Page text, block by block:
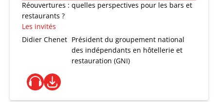
Réouvertures : quelles perspectives pour les bars et
restaurants ?
Les invités
Didier Chenet Président du groupement national
des indépendants en hôtellerie et
restauration (GNI)